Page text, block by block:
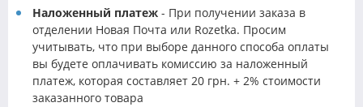
Наложенный платеж - При получении заказа в
отделении Новая Почта или Rozetka. Просим
учитывать, что при выборе данного способа оплаты
вы будете оплачивать комиссию за наложенный
платеж, которая составляет 20 грн. + 2% стоимости
заказанного товара